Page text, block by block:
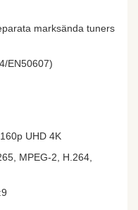
marksända tuners
EN50607)
UHD 4K
MPEG-2, H.264,